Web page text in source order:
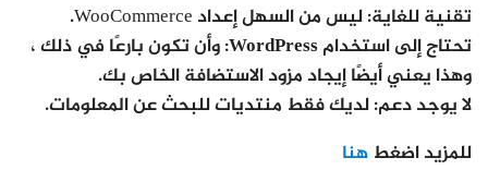
تقنية للغاية:ليس من السهل إعداد WooCommerce.
تحتاج إلى استخدام WordPress:
وأن تكون بارعًا في ذلك ،
وهذا يعني أيضًا إيجاد مزود الاستضافة الخاص بك.
لا يوجد دعم:لديك فقط منتديات للبحث عن المعلومات.
للمزيد اضغط هنا